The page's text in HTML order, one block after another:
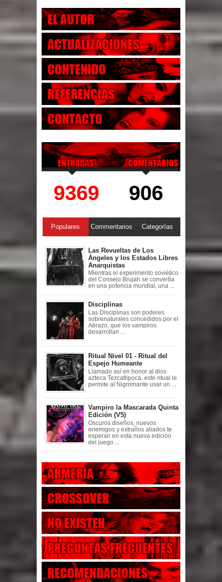
9369 906
Populares Commentarios Categorías
Las Revueltas de Los
Ángeles y los Estados Libres
Anarquistas
Mientras el experimento soviético
del Consejo Brujah se convertía
en una potencia mundial, una ...
Disciplinas
Las Disciplinas son poderes
sobrenaturales concedidos por el
Abrazo, que los vampiros
desarrollan ...
Ritual Nivel 01 - Ritual del
Espejo Humeante
Llamado así en honor al dios
azteca Tezcatlipoca, este ritual le
permite al Nigromante usar un ...
Vampiro la Mascarada Quinta
Edición (V5)
Oscuros diseños, nuevos
enemigos y extraños aliados te
esperan en esta nueva edición
del juego ...